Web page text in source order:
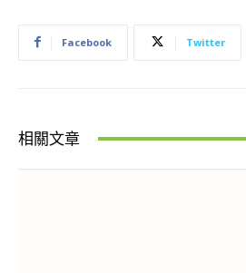
Facebook Twitter
相關文章